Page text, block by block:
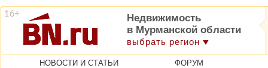
Недвижимость
в Мурманской области
выбрать регион
НОВОСТИ И СТАТЬИ ФОРУМ